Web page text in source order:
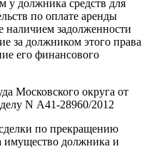
у должника средств для
по оплате аренды
задолженности
за должником этого права
его финансового
Московского округа от
N А41-28960/2012
по прекращению
имущество должника и